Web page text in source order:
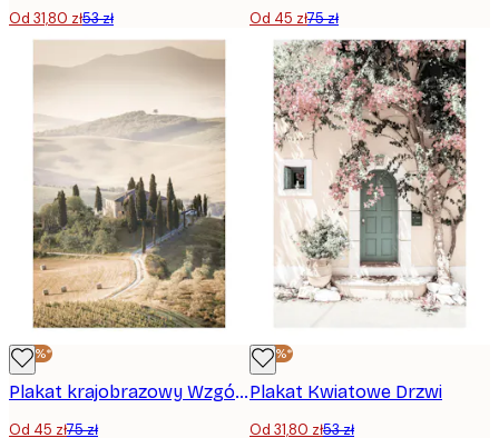
Od 31,80 zł53 zł Od 45 zł75 zł
-40%*
Plakat krajobrazowy Wzgórza Toskanii
Od 45 zł75 zł
-40%*
Plakat Kwiatowe Drzwi
Od 31,80 zł53 zł